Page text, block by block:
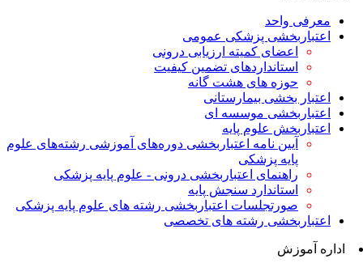
معرفی واحد
اعتباربخشی پزشکی عمومی
اعضای کمیته ارزیابی درونی
استانداردهای تضمین کیفیت
حوزه های هشت گانه
اعتبار بخشی بیمارستانی
اعتباربخشی موسسه ای
اعتباربخش علوم پایه
آیین نامه اعتباربخشی دوره‌های آموزشی رشته‌های علوم
پایه پزشکی
راهنمای اعتباربخشی درونی - علوم پایه پزشکی
استاندارد سنجش پایه
صورتجلسات اعتباربخشی رشته های علوم پایه پزشکی
اعتباربخشی رشته های تخصصی
اداره آموزش